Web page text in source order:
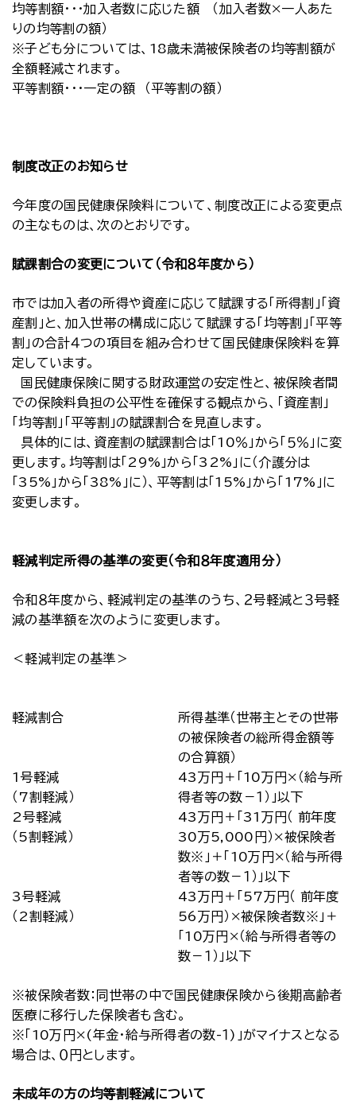
均等割額・・・加入者数に応じた額 （加入者数×一人あた
りの均等割の額）
※子ども分については、18歳未満被保険者の均等割額が
全額軽減されます。
平等割額・・・一定の額 （平等割の額）
制度改正のお知らせ
今年度の国民健康保険料について、制度改正による変更点
の主なものは、次のとおりです。
賦課割合の変更について（令和８年度から）
市では加入者の所得や資産に応じて賦課する「所得割」「資
産割」と、加入世帯の構成に応じて賦課する「均等割」「平等
割」の合計４つの項目を組み合わせて国民健康保険料を算
定しています。
国民健康保険に関する財政運営の安定性と、被保険者間
での保険料負担の公平性を確保する観点から、「資産割」
「均等割」「平等割」の賦課割合を見直します。
具体的には、資産割の賦課割合は「10％」から「５％」に変
更します。均等割は「29%」から「32%」に（介護分は
「35%」から「38%」に）、平等割は「15%」から「17%」に
変更します。
軽減判定所得の基準の変更（令和８年度適用分）
令和８年度から、軽減判定の基準のうち、２号軽減と３号軽
減の基準額を次のように変更します。
＜軽減判定の基準＞
軽減割合
所得基準（世帯主とその世帯
の被保険者の総所得金額等
の合算額）
1号軽減
（7割軽減）
43万円＋「10万円×（給与所
得者等の数－１）」以下
2号軽減
（5割軽減）
43万円＋「31万円（ 前年度
30万5,000円）×被保険者
数※」＋「10万円×（給与所得
者等の数－１）」以下
3号軽減
（2割軽減）
43万円＋「57万円（ 前年度
56万円）×被保険者数※」＋
「10万円×（給与所得者等の
数－１）」以下
※被保険者数：同世帯の中で国民健康保険から後期高齢者
医療に移行した保険者も含む。
※「10万円×(年金・給与所得者の数-１)」がマイナスとなる
場合は、０円とします。
未成年の方の均等割軽減について